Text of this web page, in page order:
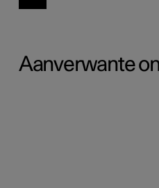
Aanverwante